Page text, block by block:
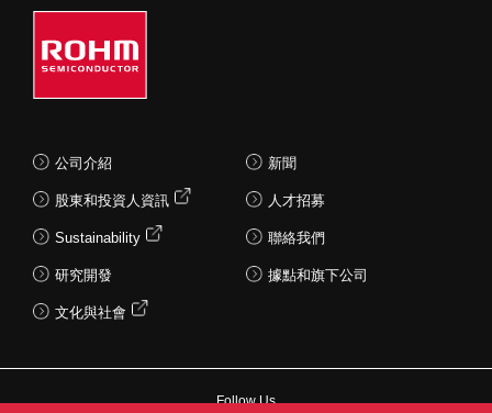
公司介紹
股東和投資人資訊
Sustainability
研究開發
文化與社會
新聞
人才招募
聯絡我們
據點和旗下公司
Follow Us